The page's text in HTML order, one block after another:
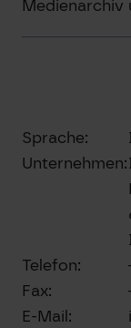
Sprache:
Unternehmen:
Telefon:
Fax:
E-Mail: